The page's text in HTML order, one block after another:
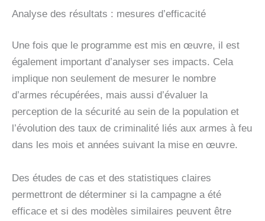
Analyse des résultats : mesures d’efficacité
Une fois que le programme est mis en œuvre, il est
également important d’analyser ses impacts. Cela
implique non seulement de mesurer le nombre
d’armes récupérées, mais aussi d’évaluer la
perception de la sécurité au sein de la population et
l’évolution des taux de criminalité liés aux armes à feu
dans les mois et années suivant la mise en œuvre.
Des études de cas et des statistiques claires
permettront de déterminer si la campagne a été
efficace et si des modèles similaires peuvent être